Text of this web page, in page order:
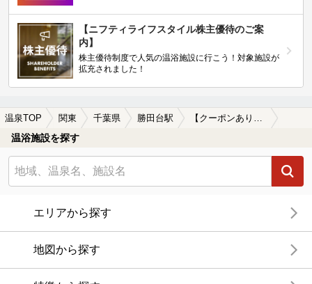
【ニフティライフスタイル株主優待のご案
内】
株主優待制度で人気の温浴施設に行こう！対象施設が
拡充されました！
温泉TOP 関東 千葉県 勝田台駅 【クーポンあり】子連れOKな勝田台駅近くの温泉、日帰り温泉、スーパー銭湯おすすめ
温浴施設を探す
エリアから探す
地図から探す